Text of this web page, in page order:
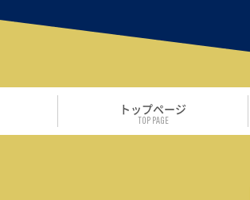
トップページ
TOP PAGE